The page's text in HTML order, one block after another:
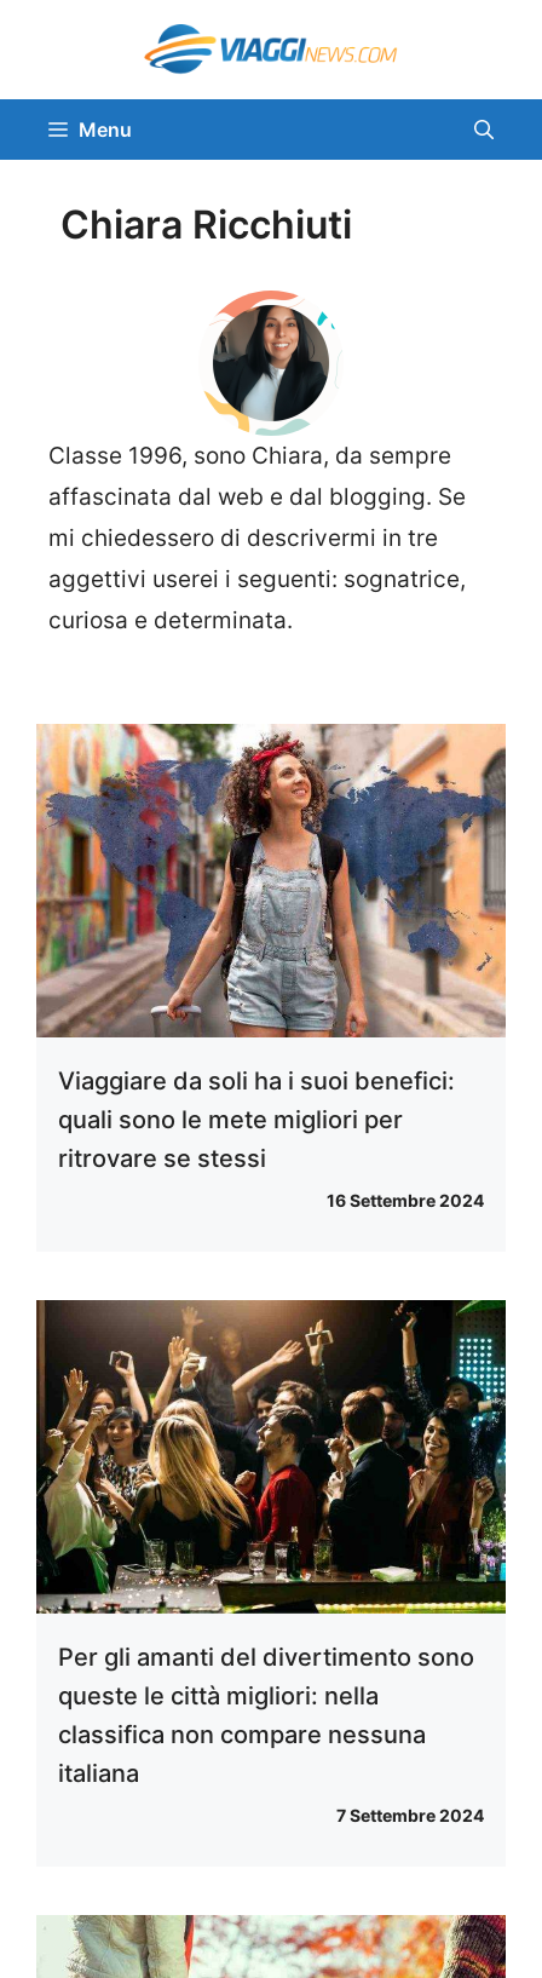
contenuto
Menu
Chiara Ricchiuti
Classe 1996, sono Chiara, da sempre
affascinata dal web e dal blogging. Se
mi chiedessero di descrivermi in tre
aggettivi userei i seguenti: sognatrice,
curiosa e determinata.
Viaggiare da soli ha i suoi benefici:
quali sono le mete migliori per
ritrovare se stessi
16 Settembre 2024
Per gli amanti del divertimento sono
queste le città migliori: nella
classifica non compare nessuna
italiana
7 Settembre 2024